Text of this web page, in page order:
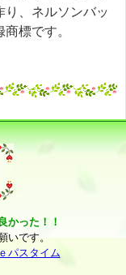
り、ネルソンバッ
標です。
かった！！
いです。
パスタイム